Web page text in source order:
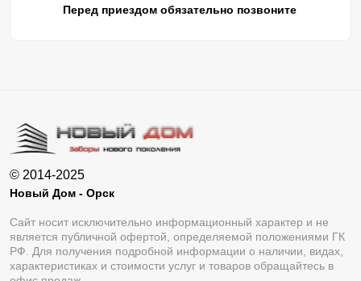
Перед приездом обязательно позвоните
© 2014-2025
Новый Дом - Орск
Сайт носит исключительно информационный характер и не
является публичной офертой, определяемой положениями ГК
РФ. Для получения подробной информации о наличии, видах,
характеристиках и стоимости услуг и товаров обращайтесь в